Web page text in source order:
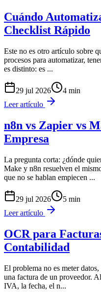
Cuándo
Checklist Rápido
Este no es otro artículo sobre
procesos para automatizar,
es distinto: es ...
29 jul 2026 4 min
Leer artículo
n8n vs Zapier vs
Empresa
La pregunta corta: ¿dónde
Make y n8n resuelven el
que no se hablan empiecen ...
29 jul 2026 5 min
Leer artículo
OCR para
Contabilidad
El problema no es meter
una factura de un proveedor.
IVA, la fecha, el n...